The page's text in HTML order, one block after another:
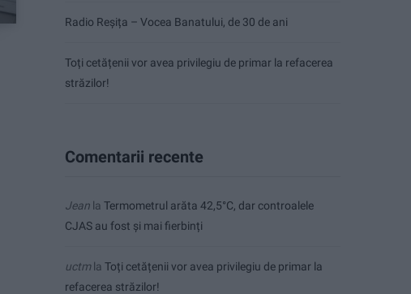
Radio Reșița – Vocea Banatului, de 30 de ani
Toți cetățenii vor avea privilegiu de primar la refacerea
străzilor!
Comentarii recente
Jean la Termometrul arăta 42,5°C, dar controalele
CJAS au fost și mai fierbinți
uctmla Toți cetățenii vor avea privilegiu de primar la
refacerea străzilor!